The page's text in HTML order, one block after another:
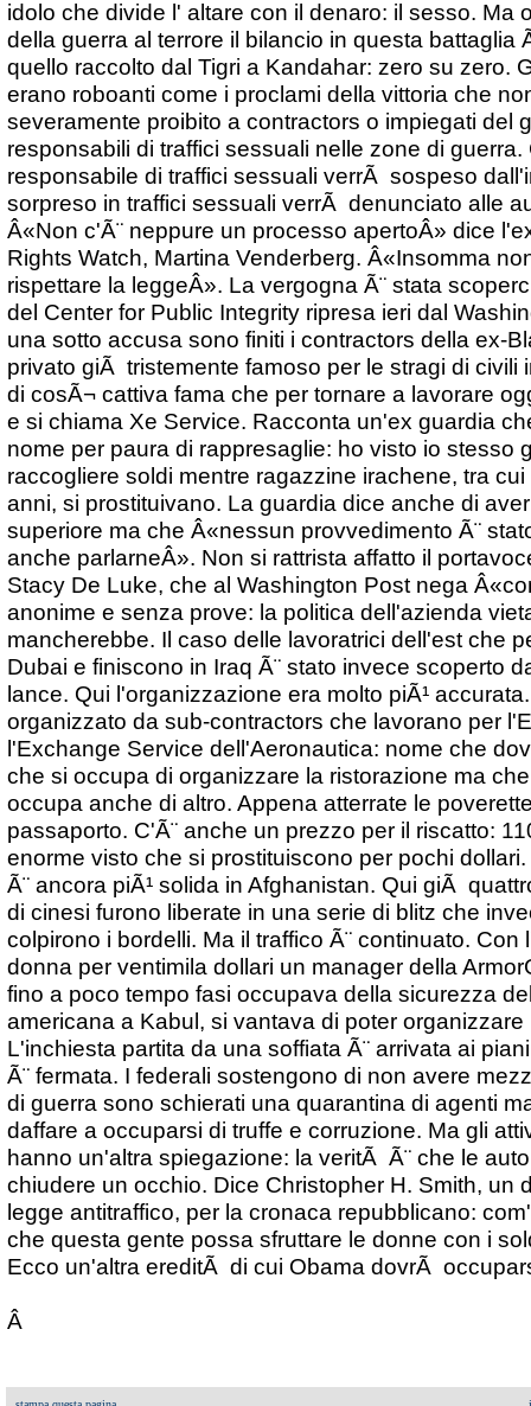
idolo che divide l' altare con il denaro: il sesso. Ma
della guerra al terrore il bilancio in questa battaglia
quello raccolto dal Tigri a Kandahar: zero su zero.
erano roboanti come i proclami della vittoria che
severamente proibito a contractors o impiegati del
responsabili di traffici sessuali nelle zone di
responsabile di traffici sessuali verrÃ sospeso
sorpreso in traffici sessuali verrÃ denunciato alle
Â«Non c'Ã¨ neppure un processo apertoÂ» dice
Rights Watch, Martina Venderberg. Â«Insomma
rispettare la leggeÂ». La vergogna Ã¨ stata
del Center for Public Integrity ripresa ieri dal
una sotto accusa sono finiti i contractors della ex-
privato giÃ tristemente famoso per le stragi di civili
di cosÃ¬ cattiva fama che per tornare a lavorare
e si chiama Xe Service. Racconta un'ex guardia
nome per paura di rappresaglie: ho visto io stesso
raccogliere soldi mentre ragazzine irachene, tra
anni, si prostituivano. La guardia dice anche di
superiore ma che Â«nessun provvedimento Ã¨
anche parlarneÂ». Non si rattrista affatto il
Stacy De Luke, che al Washington Post nega
anonime e senza prove: la politica dell'azienda
mancherebbe. Il caso delle lavoratrici dell'est che
Dubai e finiscono in Iraq Ã¨ stato invece scoperto
lance. Qui l'organizzazione era molto piÃ¹
organizzato da sub-contractors che lavorano per
l'Exchange Service dell'Aeronautica: nome che
che si occupa di organizzare la ristorazione ma
occupa anche di altro. Appena atterrate le
passaporto. C'Ã¨ anche un prezzo per il riscatto:
enorme visto che si prostituiscono per pochi
Ã¨ ancora piÃ¹ solida in Afghanistan. Qui giÃ
di cinesi furono liberate in una serie di blitz che
colpirono i bordelli. Ma il traffico Ã¨ continuato.
donna per ventimila dollari un manager della
fino a poco tempo fasi occupava della sicurezza
americana a Kabul, si vantava di poter organizzare
L'inchiesta partita da una soffiata Ã¨ arrivata ai
Ã¨ fermata. I federali sostengono di non avere
di guerra sono schierati una quarantina di agenti
daffare a occuparsi di truffe e corruzione. Ma gli
hanno un'altra spiegazione: la veritÃ Ã¨ che le
chiudere un occhio. Dice Christopher H. Smith, un
legge antitraffico, per la cronaca repubblicano:
che questa gente possa sfruttare le donne con i
Ecco un'altra ereditÃ di cui Obama dovrÃ
Â